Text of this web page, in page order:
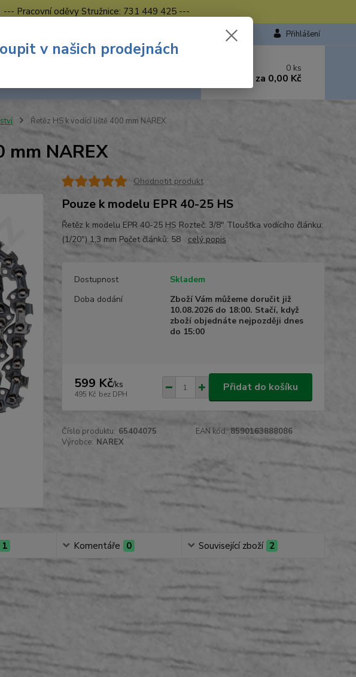
Pracovní oděvy Stružnice: 731 449 425 ---
Přihlášení
Nevíte si rady? Zavolejte.
0 ks
za 0,00 Kč
Řetěz HS k vodící liště 400 mm NAREX
mm NAREX
Ohodnotit produkt
Pouze k modelu EPR 40-25 HS
Řetěz k modelu EPR 40-25 HS Rozteč: 3/8" Tloušťka vodícího článku:
(1/20") 1,3 mm Počet článků: 58 celý popis
Dostupnost
Skladem
Doba dodání
Zboží Vám můžeme doručit již
10.08.2026 do 18:00. Stačí, když
zboží objednáte nejpozději dnes
do 15:00
599 Kč/ks
495 Kč bez DPH
Přidat do košíku
Číslo produktu: 65404075 EAN kód: 8590163888086
Výrobce: NAREX
1 Komentáře 0 Související zboží 2
v našich prodejnách